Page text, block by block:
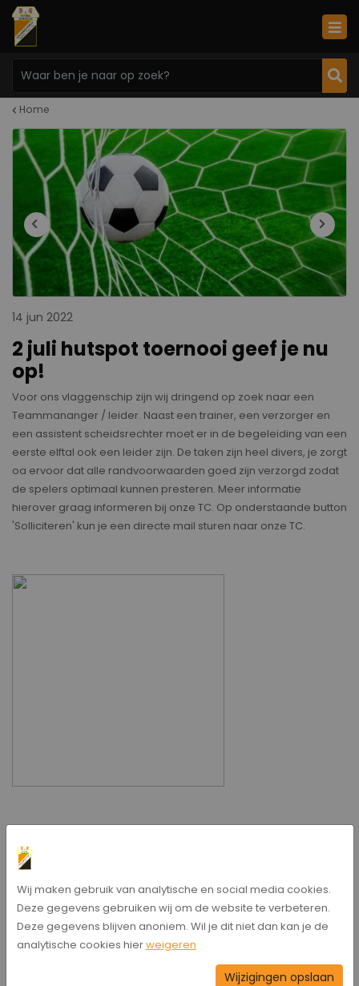
Home
14 jun 2022
2 juli hutspot toernooi geef je nu
op!
Voor ons vlaggenschip zijn wij dringend op zoek naar een
Teammananger / leider. Naast een trainer, een verzorger en
een assistent scheidsrechter moet er in de begeleiding van een
eerste elftal ook een leider zijn. De taken zijn heel divers, je zorgt
oa ervoor dat alle randvoorwaarden goed zijn verzorgd zodat
de spelers optimaal kunnen presteren. Meer informatie
hierover graag informeren bij onze TC. Op onderstaande button
'Solliciteren' kun je een directe mail sturen naar onze TC.
Verder is er veel ruimte om de taak naar eigen inzicht in te
vullen. Je bent een onderdeel van een team dat elke week 100%
wil presteren en dat geeft veel energie en plezier!
kunnen benaderen meld je dan bij onze technische commissie
Wij maken gebruik van analytische en social media cookies.
Deze gegevens gebruiken wij om de website te verbeteren.
Deze gegevens blijven anoniem. Wil je dit niet dan kan je de
analytische cookies hierweigeren
Wijzigingen opslaan